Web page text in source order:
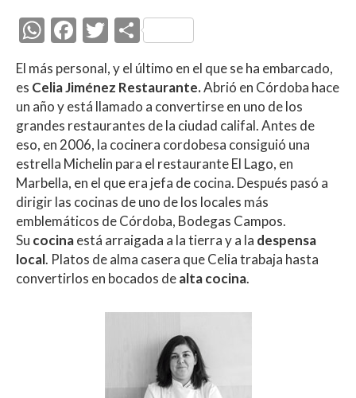
W
h
at
s
A
p
p
F
e
b
o
o
k
T
itt
er
C
o
m
p
ar
ti
r
El más personal, y el último en el que se ha embarcado,
es Celia Jiménez Restaurante.Abrió en Córdoba hace
un año y está llamado a convertirse en uno de los
grandes restaurantes de la ciudad califal. Antes de
eso, en 2006, la cocinera cordobesa consiguió una
estrella Michelin para el restaurante El Lago, en
Marbella, en el que era jefa de cocina. Después pasó a
dirigir las cocinas de uno de los locales más
emblemáticos de Córdoba, Bodegas Campos.
Su cocinaestá arraigada a la tierra y a la despensa
local. Platos de alma casera que Celia trabaja hasta
convertirlos en bocados dealta cocina.